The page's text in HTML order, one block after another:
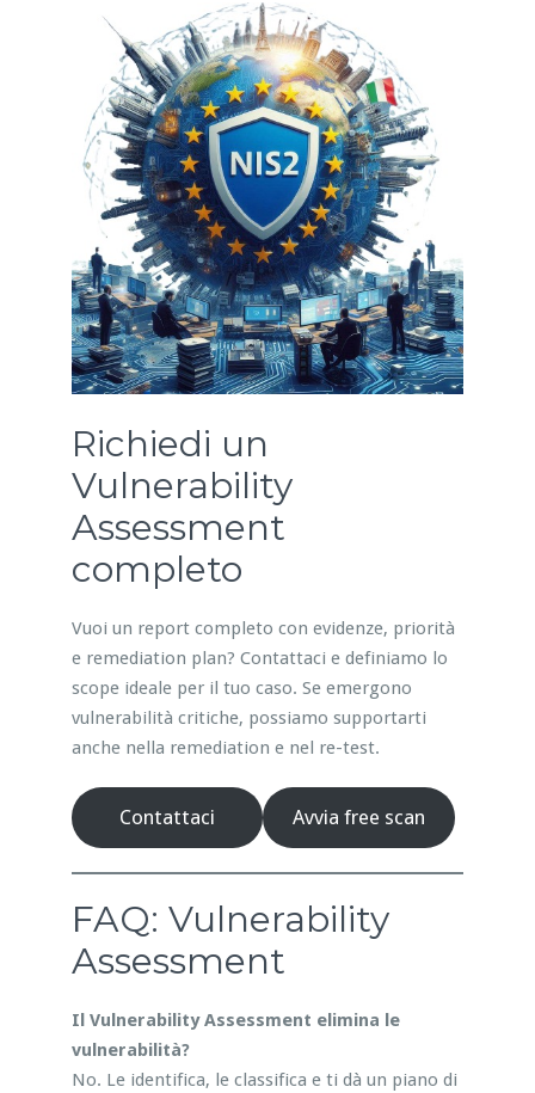
Richiedi un
Vulnerability
Assessment
completo
Vuoi un report completo con evidenze, priorità
e remediation plan? Contattaci e definiamo lo
scope ideale per il tuo caso. Se emergono
vulnerabilità critiche, possiamo supportarti
anche nella remediation e nel re-test.
Contattaci Avvia free scan
FAQ: Vulnerability
Assessment
Il Vulnerability Assessment elimina le
vulnerabilità?
No. Le identifica, le classifica e ti dà un piano di